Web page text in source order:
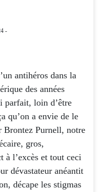
-
antihéros dans la
des années
parfait, loin d’être
qu’on a envie de le
Brontez Purnell, notre
gros,
à l’excès et tout ceci
dévastateur anéantit
décape les stigmas